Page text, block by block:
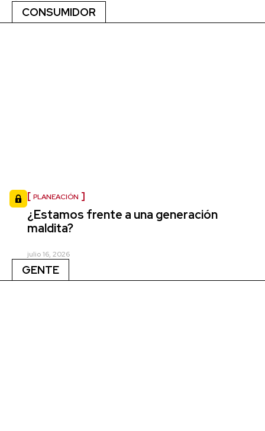
CONSUMIDOR
PLANEACIÓN
¿Estamos frente a una generación
maldita?
julio 16, 2026
GENTE